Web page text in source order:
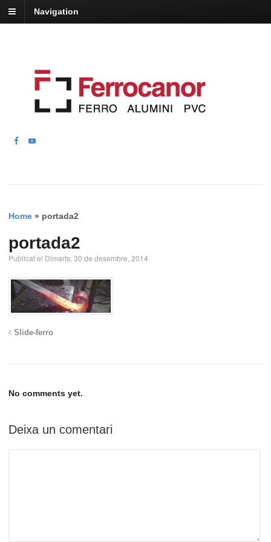
Navigation
Home » portada2
portada2
Publicat el Dimarts, 30 de desembre, 2014
Slide-ferro
No comments yet.
Deixa un comentari